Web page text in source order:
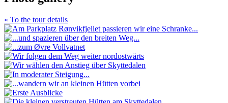
« To the tour details